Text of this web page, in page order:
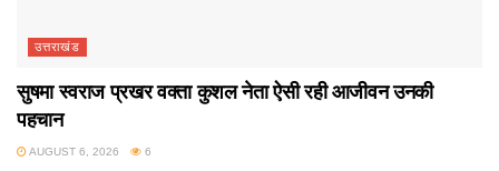
उत्तराखंड
सुषमा स्वराज प्रखर वक्ता कुशल नेता ऐसी रही आजीवन उनकी
पहचान
AUGUST 6, 2026 6